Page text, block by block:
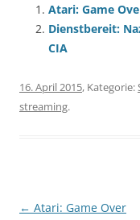
Atari: Game
Dienstbereit:
CIA
16. April 2015, Kategorie:
streaming.
Beitragsnavigation
← Atari: Game Over